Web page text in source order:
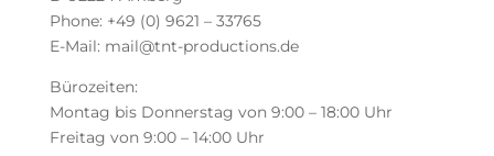
Phone: +49 (0) 9621 – 33765
E-Mail: mail@tnt-productions.de
Bürozeiten:
Montag bis Donnerstag von 9:00 – 18:00 Uhr
Freitag von 9:00 – 14:00 Uhr